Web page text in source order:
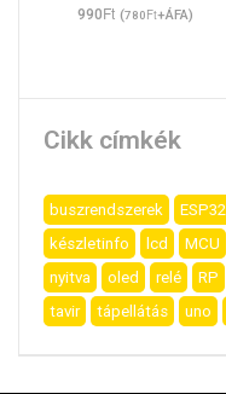
990Ft (780Ft+ÁFA)
Cikk címkék
buszrendszerek ESP32
készletinfo
lcd MCU
nyitva
oled relé RP
tavir
tápellátás uno